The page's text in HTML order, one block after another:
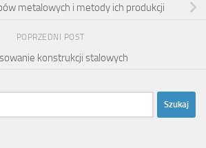
metalowych i metody ich produkcji
POPRZEDNI POST
konstrukcji stalowych